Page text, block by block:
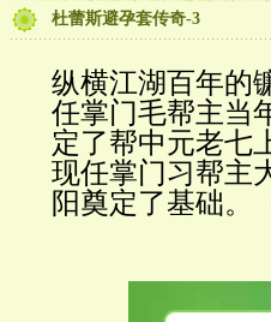
杜蕾斯避孕套传奇-3
纵横江湖百年的
任掌门毛帮主当
定了帮中元老七
现任掌门习帮主
阳奠定了基础。